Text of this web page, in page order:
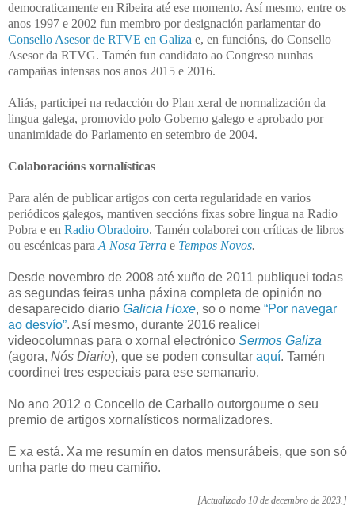
democraticamente en Ribeira até ese momento. Así mesmo, entre os
anos 1997 e 2002 fun membro por designación parlamentar do
Consello Asesor de RTVE en Galiza e, en funcións, do Consello
Asesor da RTVG. Tamén fun candidato ao Congreso nunhas
campañas intensas nos anos 2015 e 2016.
Aliás, participei na redacción do Plan xeral de normalización da
lingua galega, promovido polo Goberno galego e aprobado por
unanimidade do Parlamento en setembro de 2004.
Colaboracións xornalísticas
Para alén de publicar artigos con certa regularidade en varios
periódicos galegos, mantiven seccións fixas sobre lingua na Radio
Pobra e en Radio Obradoiro. Tamén colaborei con críticas de libros
ou escénicas para A Nosa Terra e Tempos Novos.
Desde novembro de 2008 até xuño de 2011 publiquei todas
as segundas feiras unha páxina completa de opinión no
desaparecido diario Galicia Hoxe, so o nome “Por navegar
ao desvío”. Así mesmo, durante 2016 realicei
videocolumnas para o xornal electrónico Sermos Galiza
(agora, Nós Diario), que se poden consultar aquí. Tamén
coordinei tres especiais para ese semanario.
No ano 2012 o Concello de Carballo outorgoume o seu
premio de artigos xornalísticos normalizadores.
E xa está. Xa me resumín en datos mensurábeis, que son só
unha parte do meu camiño.
[Actualizado 10 de decembro de 2023.]